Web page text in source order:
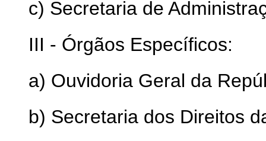
c) Secretaria de
III - Órgãos Específicos:
a) Ouvidoria Geral da
b) Secretaria dos Direitos